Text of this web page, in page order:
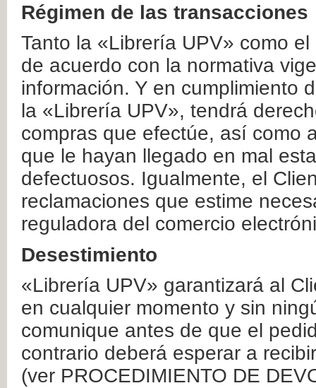
Régimen de las transacciones
Tanto la «Librería UPV» como
de acuerdo con la normativa
información. Y en cumplimiento
la «Librería UPV», tendrá
compras que efectúe, así como
que le hayan llegado en mal
defectuosos. Igualmente, el
reclamaciones que estime
reguladora del comercio
Desestimiento
«Librería UPV» garantizará al
en cualquier momento y sin
comunique antes de que el
contrario deberá esperar a
(ver PROCEDIMIENTO DE